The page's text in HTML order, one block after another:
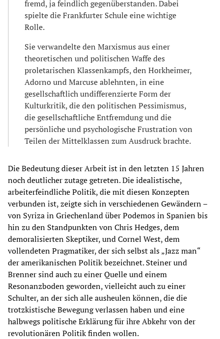
fremd, ja feindlich gegenüberstanden. Dabei
spielte die Frankfurter Schule eine wichtige
Rolle.
Sie verwandelte den Marxismus aus einer
theoretischen und politischen Waffe des
proletarischen Klassenkampfs, den Horkheimer,
­Adorno und Marcuse ablehnten, in eine
gesellschaftlich undifferenzierte Form der
Kulturkritik, die den politischen Pessimismus,
die gesellschaftliche Entfremdung und die
persönliche und psychologische Frustration von
Teilen der Mittelklassen zum Ausdruck brachte.
Die Bedeutung dieser Arbeit ist in den letzten 15 Jahren
noch deutlicher zutage getreten. Die idealistische,
arbeiterfeindliche Politik, die mit diesen Konzepten
verbunden ist, zeigte sich in verschiedenen Gewändern –
von Syriza in Griechenland über Podemos in Spanien bis
hin zu den Standpunkten von Chris Hedges, dem
demoralisierten Skeptiker, und Cornel West, dem
vollendeten Pragmatiker, der sich selbst als „Jazz man“
der amerikanischen Politik bezeichnet. Steiner und
Brenner sind auch zu einer Quelle und einem
Resonanzboden geworden, vielleicht auch zu einer
Schulter, an der sich alle ausheulen können, die die
trotzkistische Bewegung verlassen haben und eine
halbwegs politische Erklärung für ihre Abkehr von der
revolutionären Politik finden wollen.